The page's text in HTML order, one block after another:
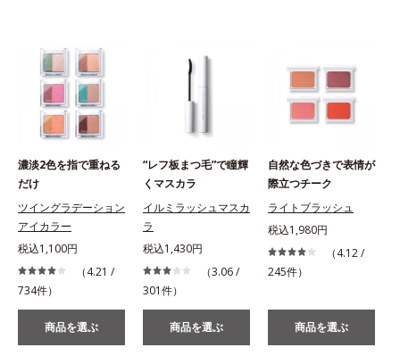
濃淡2色を指で重ねる
だけ
ツイングラデーション
アイカラー
税込1,100円
（4.21 /
734件）
商品を選ぶ
“レフ板まつ毛”で瞳輝
くマスカラ
イルミラッシュマスカ
ラ
税込1,430円
（3.06 /
301件）
商品を選ぶ
自然な色づきで表情が
際立つチーク
ライトブラッシュ
税込1,980円
（4.12 /
245件）
商品を選ぶ